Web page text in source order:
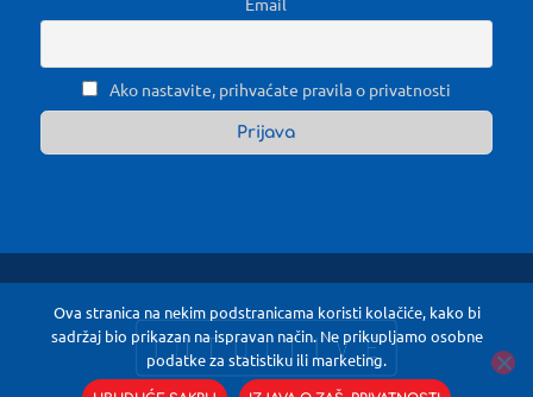
Ako nastavite, prihvaćate pravila o privatnosti
Ova stranica na nekim podstranicama koristi kolačiće, kako bi
sadržaj bio prikazan na ispravan način. Ne prikupljamo osobne
podatke za statistiku ili marketing.